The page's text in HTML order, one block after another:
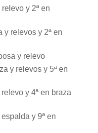
y 2ª en
y relevos y 2ª en
y relevo
y relevos y 5ª en
y 4ª en braza
y 9ª en